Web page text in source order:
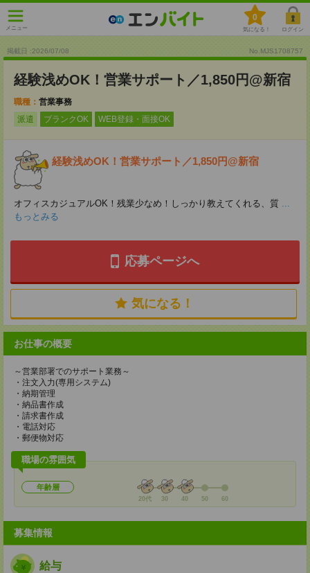
メニュー
0
気になる！ ログイン
掲載日 :2026/07/08 No.MJS1708757
経験浅めOK！営業サポート／1,850円@新宿
職種： 営業事務
派遣
ブランクOK WEB登録・面接OK
経験浅めOK！営業サポート／1,850円@新宿
オフィスカジュアルOK！残業少なめ！しっかり教えてくれる、質 ...
もっとみる
応募ページへ
気になる！
お仕事の概要
～営業部署でのサポート業務～
・注文入力(専用システム)
・納期管理
・納品書作成
・請求書作成
・電話対応
・郵便物対応
職場の雰囲気
年齢層
20代 30 40 50 60
募集情報
給与